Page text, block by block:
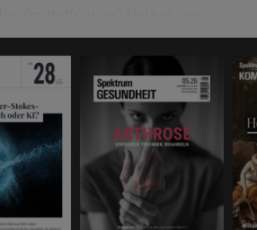
wieder aufkommt.
nur unvollständig abbilden. Und
endlich ein besseres
und Tiere wie Pflanzen in ihren
In der Realität sieht das aber
ausgestorben, wenn man sie